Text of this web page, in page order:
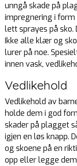
unngå skade på
impregnering i form
lett sprayes på sko.
Ikke alle klær og
lurer på noe.
innen vask,
Vedlikehold
Vedlikehold av
holde dem i god
skader på plagget
igjen en løs knapp.
og skoene på en
opp eller legge